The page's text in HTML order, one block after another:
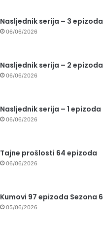
Nasljednik serija – 3 epizoda
06/06/2026
Nasljednik serija – 2 epizoda
06/06/2026
Nasljednik serija – 1 epizoda
06/06/2026
Tajne prošlosti 64 epizoda
06/06/2026
Kumovi 97 epizoda Sezona 6
05/06/2026